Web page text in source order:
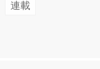
連載